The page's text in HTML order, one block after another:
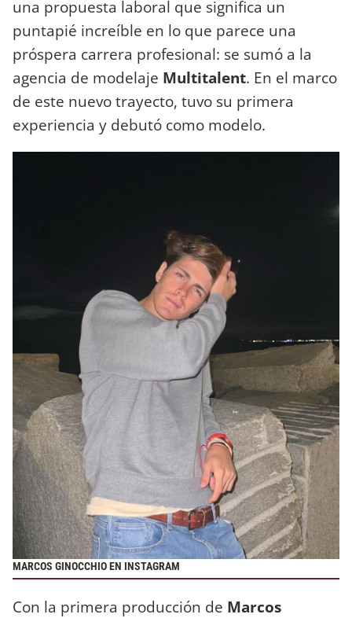
una propuesta laboral que significa un
puntapié increíble en lo que parece una
próspera carrera profesional: se sumó a la
agencia de modelaje Multitalent. En el marco
de este nuevo trayecto, tuvo su primera
experiencia y debutó como modelo.
MARCOS GINOCCHIO EN INSTAGRAM
Con la primera producción de Marcos